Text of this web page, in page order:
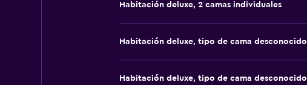
Habitación deluxe, 2 camas individuales
Habitación deluxe, tipo de cama desconocido
Habitación deluxe, tipo de cama desconocido